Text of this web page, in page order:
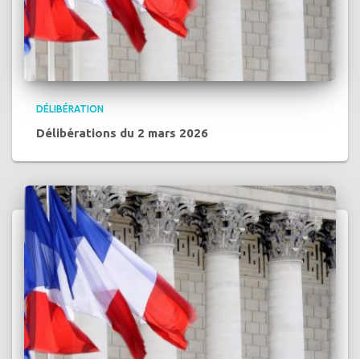
DÉLIBÉRATION
Délibérations du 2 mars 2026